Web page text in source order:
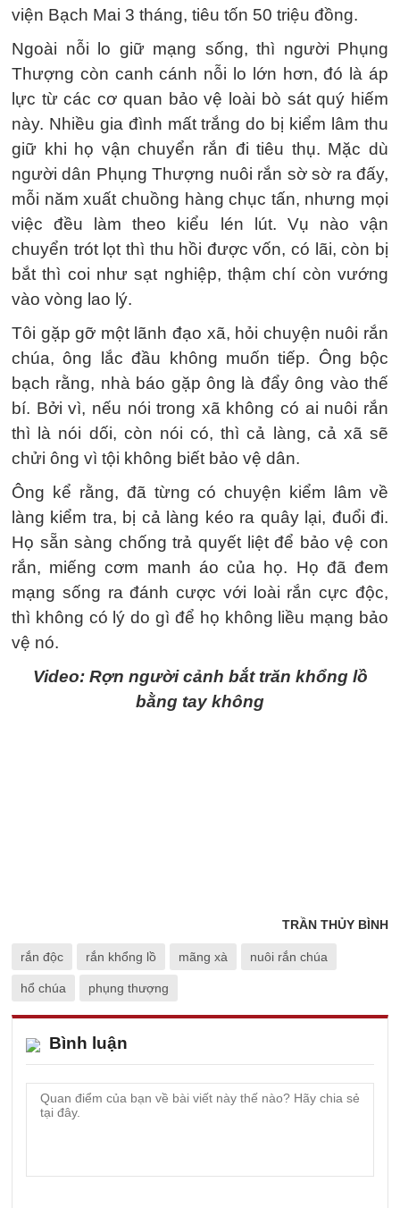
viện Bạch Mai 3 tháng, tiêu tốn 50 triệu đồng.
Ngoài nỗi lo giữ mạng sống, thì người Phụng
Thượng còn canh cánh nỗi lo lớn hơn, đó là áp
lực từ các cơ quan bảo vệ loài bò sát quý hiếm
này. Nhiều gia đình mất trắng do bị kiểm lâm thu
giữ khi họ vận chuyển rắn đi tiêu thụ. Mặc dù
người dân Phụng Thượng nuôi rắn sờ sờ ra đấy,
mỗi năm xuất chuồng hàng chục tấn, nhưng mọi
việc đều làm theo kiểu lén lút. Vụ nào vận
chuyển trót lọt thì thu hồi được vốn, có lãi, còn bị
bắt thì coi như sạt nghiệp, thậm chí còn vướng
vào vòng lao lý.
Tôi gặp gỡ một lãnh đạo xã, hỏi chuyện nuôi rắn
chúa, ông lắc đầu không muốn tiếp. Ông bộc
bạch rằng, nhà báo gặp ông là đẩy ông vào thế
bí. Bởi vì, nếu nói trong xã không có ai nuôi rắn
thì là nói dối, còn nói có, thì cả làng, cả xã sẽ
chửi ông vì tội không biết bảo vệ dân.
Ông kể rằng, đã từng có chuyện kiểm lâm về
làng kiểm tra, bị cả làng kéo ra quây lại, đuổi đi.
Họ sẵn sàng chống trả quyết liệt để bảo vệ con
rắn, miếng cơm manh áo của họ. Họ đã đem
mạng sống ra đánh cược với loài rắn cực độc,
thì không có lý do gì để họ không liều mạng bảo
vệ nó.
Video: Rợn người cảnh bắt trăn khổng lồ
bằng tay không
TRẦN THỦY BÌNH
rắn độc rắn khổng lồ mãng xà nuôi rắn chúa
hổ chúa phụng thượng
Bình luận